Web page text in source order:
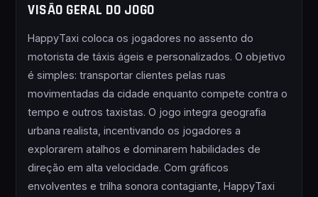
VISÃO GERAL DO JOGO
HappyTaxi coloca os jogadores no assento do
motorista de táxis ágeis e personalizados. O objetivo
é simples: transportar clientes pelas ruas
movimentadas da cidade enquanto compete contra o
tempo e outros taxistas. O jogo integra geografia
urbana realista, incentivando os jogadores a
explorarem atalhos e dominarem habilidades de
direção em alta velocidade. Com gráficos
envolventes e trilha sonora contagiante, HappyTaxi